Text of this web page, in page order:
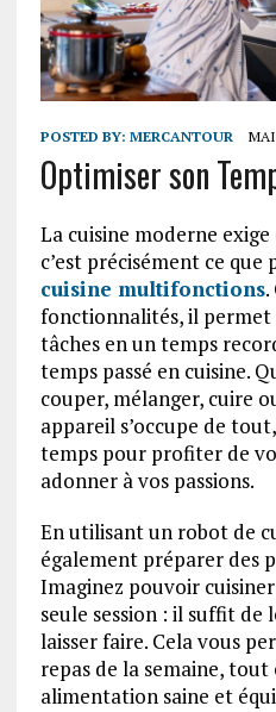
POSTED BY: MERCANTOUR MAI
Optimiser son
La cuisine moderne
c’est précisément ce que
cuisine multifonctions.
fonctionnalités, il permet
tâches en un temps
temps passé en cuisine.
couper, mélanger, cuire
appareil s’occupe de
temps pour profiter de
adonner à vos passions.
En utilisant un robot de
également préparer des
Imaginez pouvoir
seule session : il suffit
laisser faire. Cela vous
repas de la semaine,
alimentation saine et